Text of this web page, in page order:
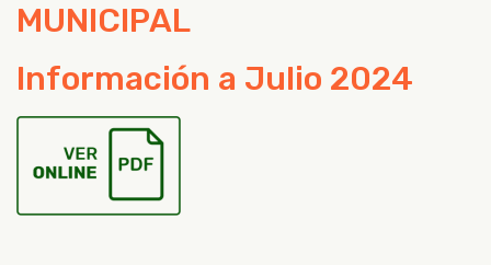
MUNICIPAL
Información a Julio 2024